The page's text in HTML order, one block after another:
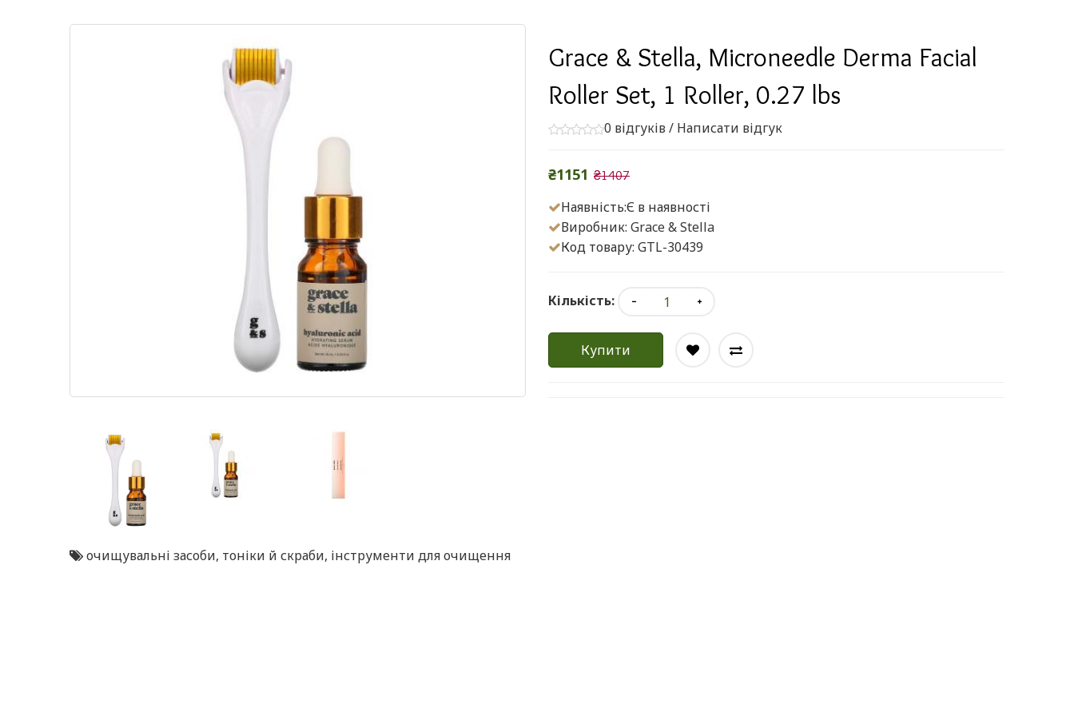
Grace & Stella, Microneedle Derma Facial
Roller Set, 1 Roller, 0.27 lbs
0 відгуків/ Написати відгук
₴1151 ₴1407
Наявність:Є в наявності
Виробник: Grace & Stella
Код товару: GTL-30439
Кількість:
Купити
очищувальні засоби, тоніки й скраби, інструменти для очищення